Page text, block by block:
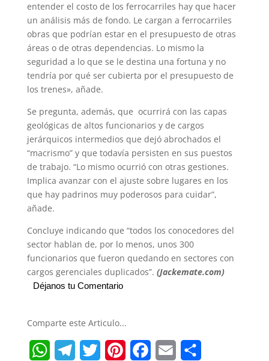
entender el costo de los ferrocarriles hay que hacer
un análisis más de fondo. Le cargan a ferrocarriles
obras que podrían estar en el presupuesto de otras
áreas o de otras dependencias. Lo mismo la
seguridad a lo que se le destina una fortuna y no
tendría por qué ser cubierta por el presupuesto de
los trenes», añade.
Se pregunta, además, que ocurrirá con las capas
geológicas de altos funcionarios y de cargos
jerárquicos intermedios que dejó abrochados el
“macrismo” y que todavía persisten en sus puestos
de trabajo. “Lo mismo ocurrió con otras gestiones.
Implica avanzar con el ajuste sobre lugares en los
que hay padrinos muy poderosos para cuidar”,
añade.
Concluye indicando que “todos los conocedores del
sector hablan de, por lo menos, unos 300
funcionarios que fueron quedando en sectores con
cargos gerenciales duplicados”. (Jackemate.com)
Déjanos tu Comentario
Comparte este Articulo...